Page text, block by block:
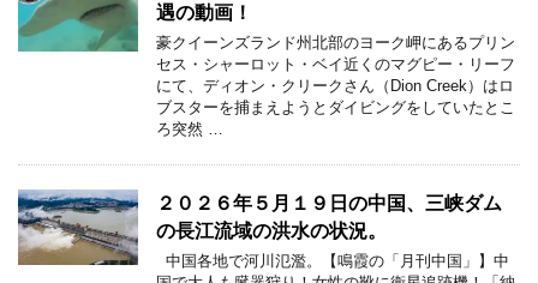
遇の動画！
豪クイーンズランド州北部のヨーク岬にあるプリン
セス・シャーロット・ベイ近くのマグピー・リーフ
にて、ディオン・クリークさん（Dion Creek）はロ
ブスターを捕まえようとダイビングをしていたとこ
ろ突然 …
２０２６年５月１９日の中国、三峡ダム
の長江流域の洪水の状況。
中国各地で河川氾濫。【鳴霞の「月刊中国」】中